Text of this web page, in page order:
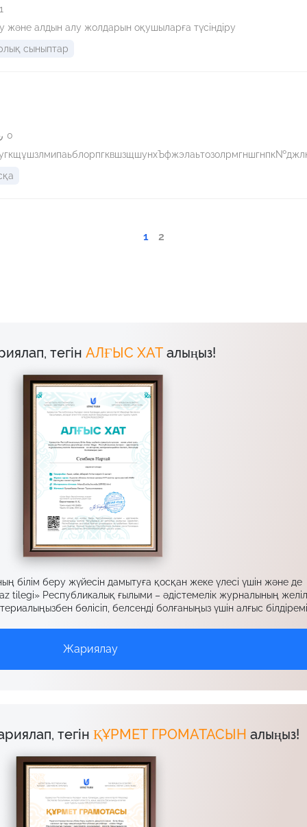
1
және алдын алу жолдарын оқушыларға түсіндіру
сыныптар
0
1 2
тегін АЛҒЫС ХАТ алыңыз!
білім беру жүйесін дамытуға қосқан жеке үлесі үшін және де
tilegi» Республикалық ғылыми – әдістемелік журналының
бөлісіп, белсенді болғаныңыз үшін алғыс
Жариялау
тегін ҚҰРМЕТ ГРОМАТАСЫН алыңыз!